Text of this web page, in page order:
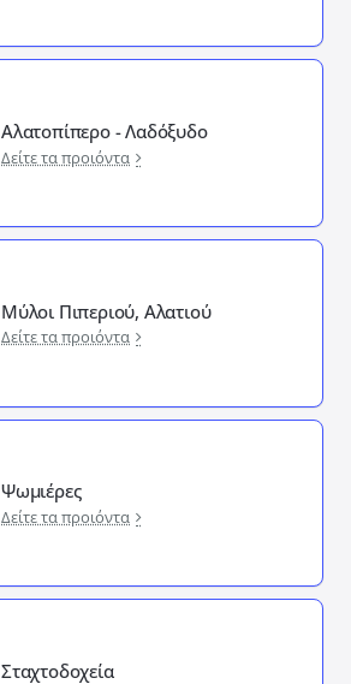
Αλατοπίπερο - Λαδόξυδο
Δείτε τα προιόντα
Μύλοι Πιπεριού, Αλατιού
Δείτε τα προιόντα
Ψωμιέρες
Δείτε τα προιόντα
Σταχτοδοχεία